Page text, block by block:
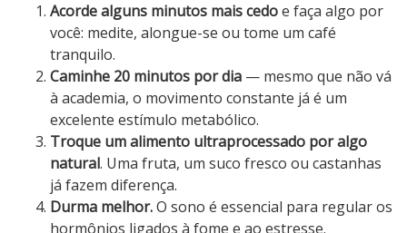
Acorde alguns minutos mais cedoe faça algo por
você: medite, alongue-se ou tome um café
tranquilo.
Caminhe 20 minutos por dia — mesmo que não vá
à academia, o movimento constante já é um
excelente estímulo metabólico.
Troque um alimento ultraprocessado por algo
natural. Uma fruta, um suco fresco ou castanhas
já fazem diferença.
Durma melhor.O sono é essencial para regular os
hormônios ligados à fome e ao estresse.